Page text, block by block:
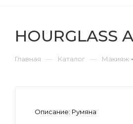
Главная — Каталог — Макияж
Описание: Румяна